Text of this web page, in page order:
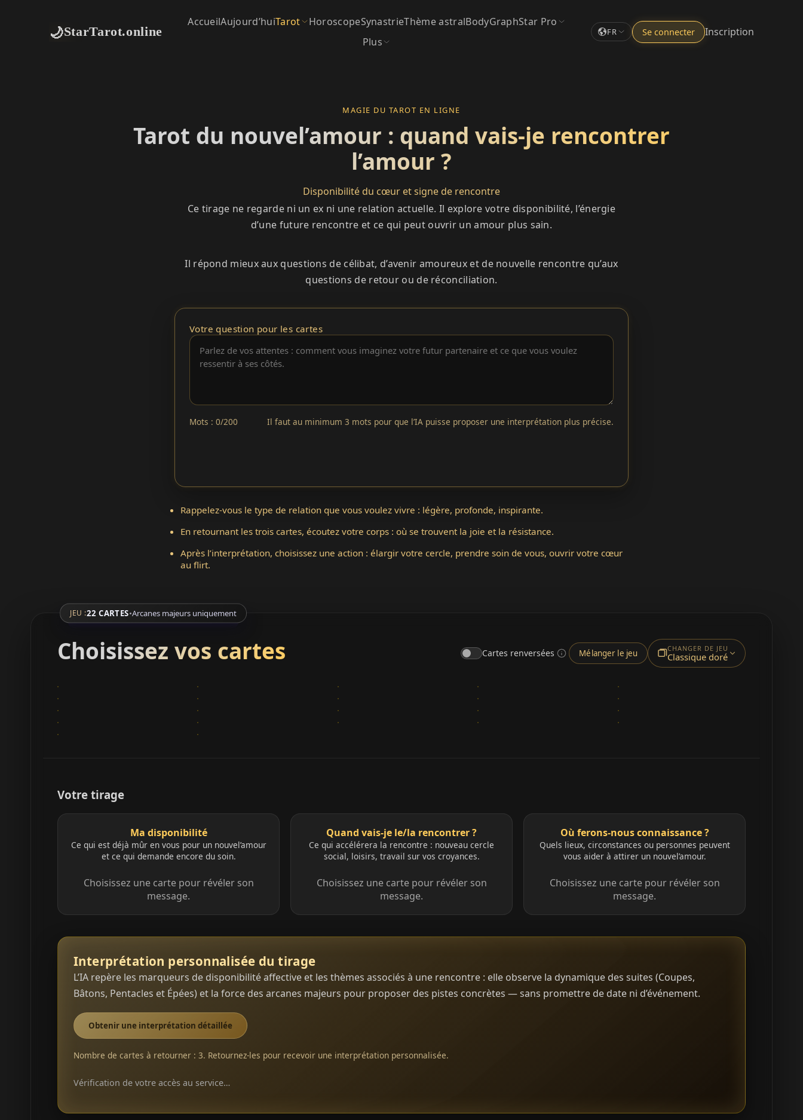
🌙StarTarot.online
AccueilAujourd’huiTarot HoroscopeSynastrieThème astralBodyGraphStar Pro
Plus
FR Se connecter Inscription
MAGIE DU TAROT EN LIGNE
Tarot du nouvel’amour : quand vais-je rencontrer
l’amour ?
Disponibilité du cœur et signe de rencontre
Ce tirage ne regarde ni un ex ni une relation actuelle. Il explore votre disponibilité, l’énergie
d’une future rencontre et ce qui peut ouvrir un amour plus sain.
Il répond mieux aux questions de célibat, d’avenir amoureux et de nouvelle rencontre qu’aux
questions de retour ou de réconciliation.
Votre question pour les cartes
Mots : 0/200 Il faut au minimum 3 mots pour que l’IA puisse proposer une interprétation plus précise.
Rappelez-vous le type de relation que vous voulez vivre : légère, profonde, inspirante.
En retournant les trois cartes, écoutez votre corps : où se trouvent la joie et la résistance.
Après l’interprétation, choisissez une action : élargir votre cercle, prendre soin de vous, ouvrir votre cœur
au flirt.
JEU :22 CARTES•Arcanes majeurs uniquement
Choisissez vos cartes Cartes renversées Mélanger le jeu CHANGER DE JEU
Classique doré
Votre tirage
Ma disponibilité
Ce qui est déjà mûr en vous pour un nouvel’amour
et ce qui demande encore du soin.
Choisissez une carte pour révéler son
message.
Quand vais-je le/la rencontrer ?
Ce qui accélérera la rencontre : nouveau cercle
social, loisirs, travail sur vos croyances.
Choisissez une carte pour révéler son
message.
Où ferons-nous connaissance ?
Quels lieux, circonstances ou personnes peuvent
vous aider à attirer un nouvel’amour.
Choisissez une carte pour révéler son
message.
Interprétation personnalisée du tirage
L’IA repère les marqueurs de disponibilité affective et les thèmes associés à une rencontre : elle observe la dynamique des suites (Coupes,
Bâtons, Pentacles et Épées) et la force des arcanes majeurs pour proposer des pistes concrètes — sans promettre de date ni d’événement.
Obtenir une interprétation détaillée
Nombre de cartes à retourner : 3. Retournez-les pour recevoir une interprétation personnalisée.
Vérification de votre accès au service…